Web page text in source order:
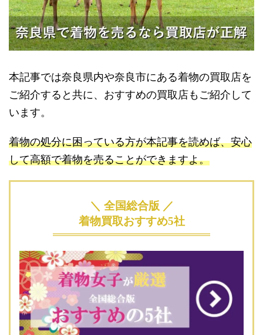
本記事では奈良県内や奈良市にある着物の買取店を
ご紹介すると共に、おすすめの買取店もご紹介して
います。
着物の処分に困っている方が本記事を読めば、安心
して高額で着物を売ることができますよ。
＼ 全国総合版 ／
着物買取おすすめ5社